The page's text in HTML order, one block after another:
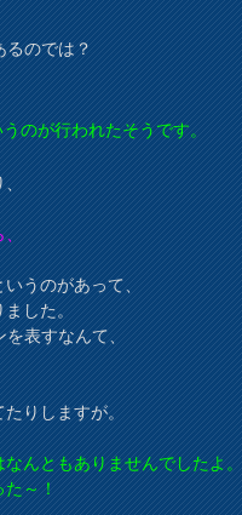
るのでは？
うのが行われたそうです。
、
、
いうのがあって、
ました。
を表すなんて、
たりしますが。
んともありませんでしたよ
た～！